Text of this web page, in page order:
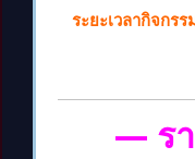
ระยะเวลากิจกรร
— ร